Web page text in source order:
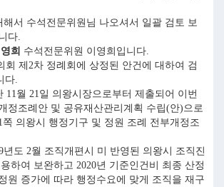
서 수석전문위원님 나오셔서 일괄 검토 보
다.
희 수석전문위원 이영희입니다.
회 제2차 정례회에 상정된 안건에 대하여 검
다.
11월 21일 의왕시장으로부터 제출되어 이번
정조례안 및 공유재산관리계획 수립(안)으로
쪽 의왕시 행정기구 및 정원 조례 전부개정조
년도 2월 조직개편시 미 반영된 의왕시 조직진
하여 보완하고 2020년 기준인건비 최종 산정
원 증가에 따라 행정수요에 맞게 조직을 재구